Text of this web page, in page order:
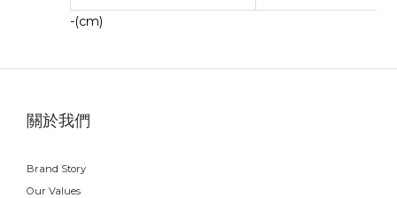
-(cm)
關於我們
Brand Story
Our Values